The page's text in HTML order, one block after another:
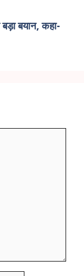
बयान, कहा-